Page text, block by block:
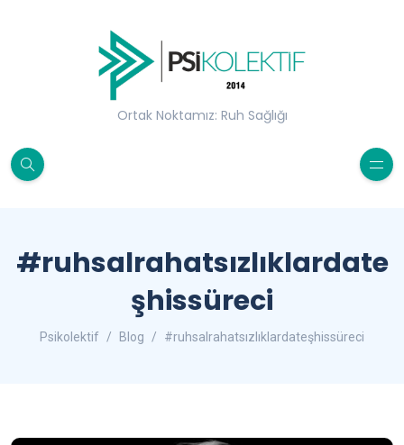
Ortak Noktamız: Ruh Sağlığı
#ruhsalrahatsızlıklardate
şhissüreci
Psikolektif Blog #ruhsalrahatsızlıklardateşhissüreci